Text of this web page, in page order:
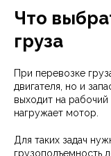
Что
груза
При перевозке
двигателя, но и
выходит на
нагружает мотор.
Для таких задач
грузоподъемность